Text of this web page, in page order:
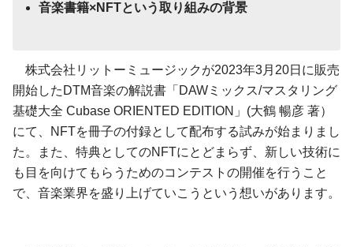
音楽書籍×NFTという取り組みの背景
株式会社リットーミュージックが2023年3月20日に販売
開始したDTM音楽の解説書「DAWミックス/マスタリング
基礎大全 Cubase ORIENTED EDITION」(大鶴 暢彦 著）
にて、NFTを冊子の付録として配布する試みが始まりまし
た。また、特典としてのNFTにとどまらず、新しい技術に
も目を向けてもらうためのコンテストの開催を行うこと
で、音楽業界を盛り上げていこうという想いがあります。